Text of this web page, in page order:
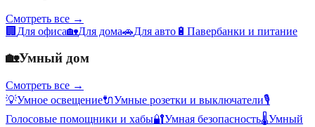
Смотреть все →
🏢 Для офиса🏡Для дома🚗Для авто 🔋 Павербанки и питание
🏡Умный дом
Смотреть все →
💡Умное освещение🔌Умные розетки и выключатели🎙️
Голосовые помощники и хабы🔐Умная безопасность🌡️Умный